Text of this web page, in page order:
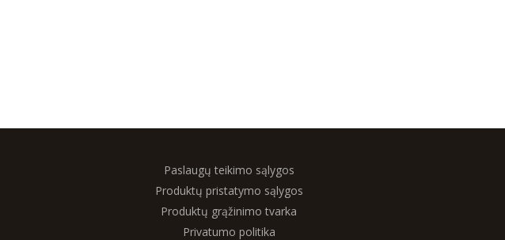
Paslaugų teikimo sąlygos
Produktų pristatymo sąlygos
Produktų grąžinimo tvarka
Privatumo politika